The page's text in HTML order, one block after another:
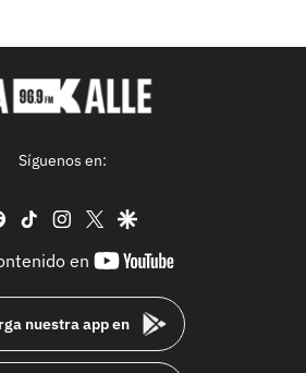
Síguenos en:
facebook
tiktok instagram
twittergoogle
en
youtube-
nuestra app en